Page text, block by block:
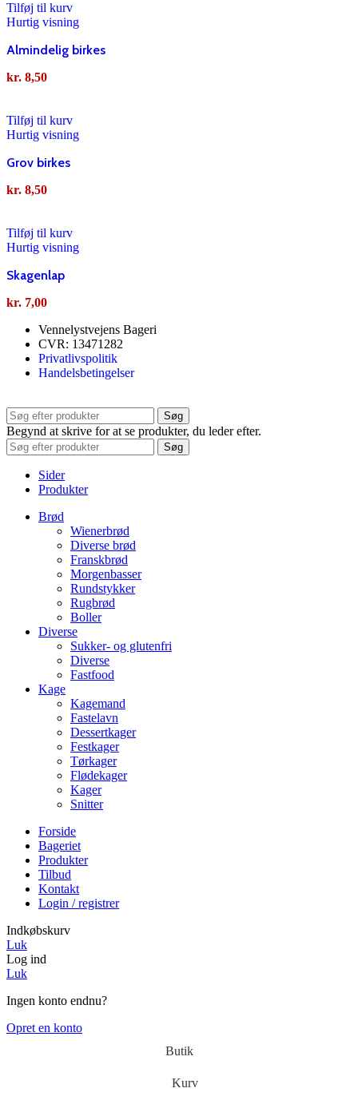
Tilføj til kurv
Hurtig visning
Almindelig birkes
kr. 8,50
Tilføj til kurv
Hurtig visning
Grov birkes
kr. 8,50
Tilføj til kurv
Hurtig visning
Skagenlap
kr. 7,00
Vennelystvejens Bageri
CVR: 13471282
Privatlivspolitik
Handelsbetingelser
Søg
Begynd at skrive for at se produkter, du leder efter.
Søg
Sider
Produkter
Brød
Wienerbrød
Diverse brød
Franskbrød
Morgenbasser
Rundstykker
Rugbrød
Boller
Diverse
Sukker- og glutenfri
Diverse
Fastfood
Kage
Kagemand
Fastelavn
Dessertkager
Festkager
Tørkager
Flødekager
Kager
Snitter
Forside
Bageriet
Produkter
Tilbud
Kontakt
Login / registrer
Indkøbskurv
Luk
Log ind
Luk
Ingen konto endnu?
Opret en konto
Butik
Kurv